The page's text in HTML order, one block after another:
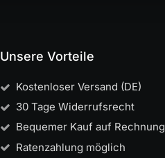
Unsere Vorteile
Kostenloser Versand (DE)
30 Tage Widerrufsrecht
Bequemer Kauf auf Rechnung
Ratenzahlung möglich